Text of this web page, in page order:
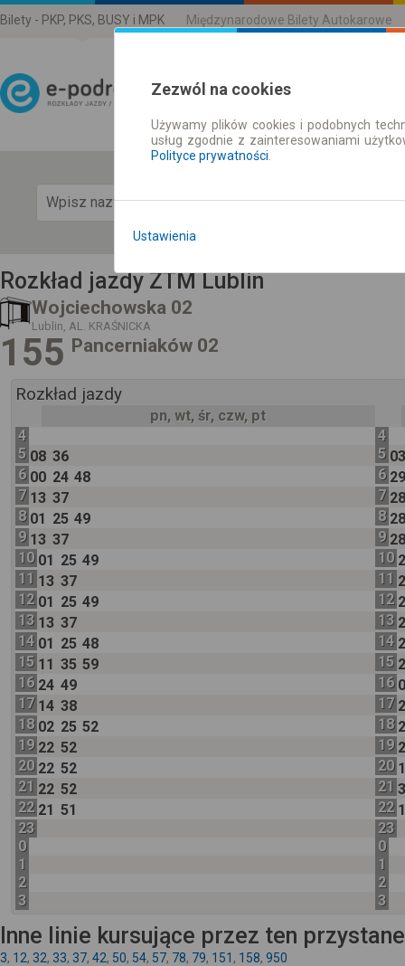
Bilety - PKP, PKS, BUSY i MPK Międzynarodowe Bilety Autokarowe
Rozkład Jazdy | Bilety
Rozkład jazdy ZTM Lublin
Wojciechowska 02
Lublin, AL. KRAŚNICKA
155 Pancerniaków 02
Rozkład jazdy
pn, wt, śr, czw, pt
4
5 08 36
6 00 24 48
7 13 37
8 01 25 49
9 13 37
10 01 25 49
11 13 37
12 01 25 49
13 13 37
14 01 25 48
15 11 35 59
16 24 49
17 14 38
18 02 25 52
19 22 52
20 22 52
21 22 52
22 21 51
23
0
1
2
3
4
5
6
7
8
9
10
11
12
13
14
15
16
17
18
19
20
21
22
23
0
1
2
3
Inne linie kursujące przez ten
3, 12, 32, 33, 37, 42, 50, 54, 57, 78, 79, 151 , 158, 950
Zezwól na cookies
Używamy plików cookies i podobnych
usług zgodnie z zainteresowaniami
Polityce prywatności
Ustawienia